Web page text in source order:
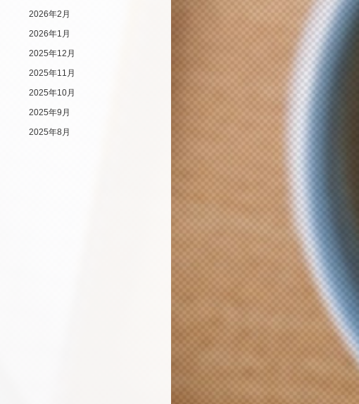
2026年2月
2026年1月
2025年12月
2025年11月
2025年10月
2025年9月
2025年8月